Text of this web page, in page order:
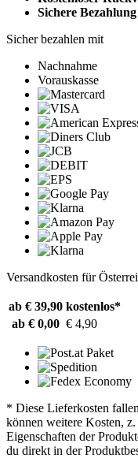
Sichere Bezahlung
Sicher bezahlen mit
Nachnahme
Vorauskasse
Versandkosten für
ab € 39,90 kostenlos*
ab € 0,00 € 4,90
* Diese Lieferkosten
können weitere Kosten,
Eigenschaften der
du direkt in der